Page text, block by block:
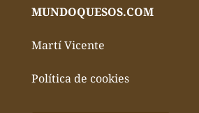
MUNDOQUESOS.COM
Martí Vicente
Política de cookies